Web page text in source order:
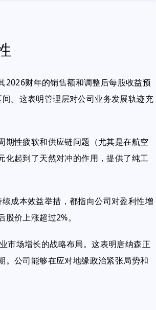
2026财年的销售额和调整后每股收益预
。这表明管理层对公司业务发展轨迹充
期性疲软和供应链问题（尤其是在航空
化起到了天然对冲的作用，提供了纯工
成本效益举措，都指向公司对盈利性增
价上涨超过2%。
市场增长的战略布局。这表明唐纳森正
。公司能够在应对地缘政治紧张局势和